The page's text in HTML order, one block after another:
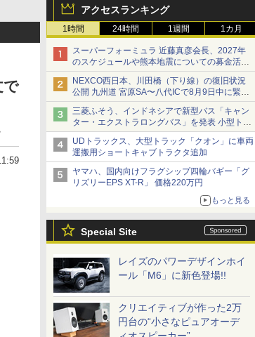
アクセスランキング
1時間 24時間 1週間 1カ月
スーパーフォーミュラ 近藤真彦会長、2027年
のスケジュールや熊本地震についての募金活動
を紹介
NEXCO西日本、川田橋（下り線）の復旧状況
公開 九州道 宮原SA〜八代ICで8月9日中に緊急
車両を通行可能に
三菱ふそう、インドネシアで新型バス「キャン
ター・エクストラロングバス」を発表 小型トラ
ックベースの観光・旅客輸送向けバス
UDトラックス、大型トラック「クオン」に車両
運搬用ショートキャブトラクタ追加
ヤマハ、国内向けフラグシップ四輪バギー「グ
リズリーEPS XT-R」 価格220万円
もっと見る
Special Site
レイズのパワーデザインホイ
ール「M6」に新色登場!!
クリエイティブが作った2万
円台の“小さなピュアオーデ
で